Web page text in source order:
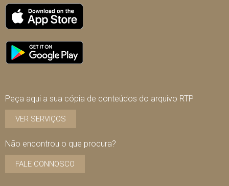
Peça aqui a sua cópia de conteúdos do arquivo RTP
VER SERVIÇOS
Não encontrou o que procura?
FALE CONNOSCO